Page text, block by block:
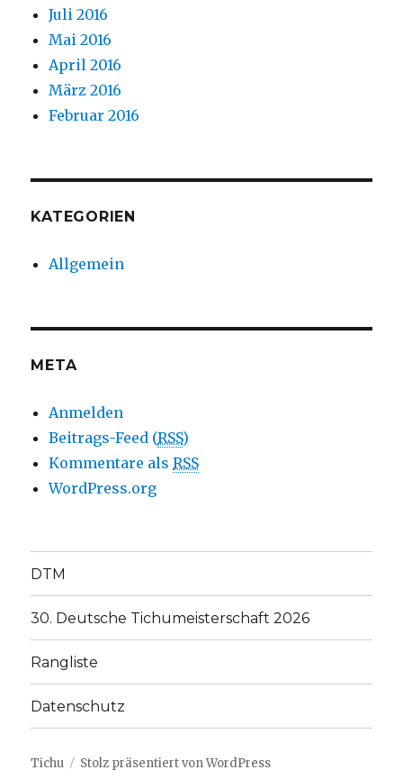
Juli 2016
Mai 2016
April 2016
März 2016
Februar 2016
KATEGORIEN
Allgemein
META
Anmelden
Beitrags-Feed (RSS)
Kommentare alsRSS
WordPress.org
DTM
30. Deutsche Tichumeisterschaft 2026
Rangliste
Datenschutz
Tichu Stolz präsentiert von WordPress